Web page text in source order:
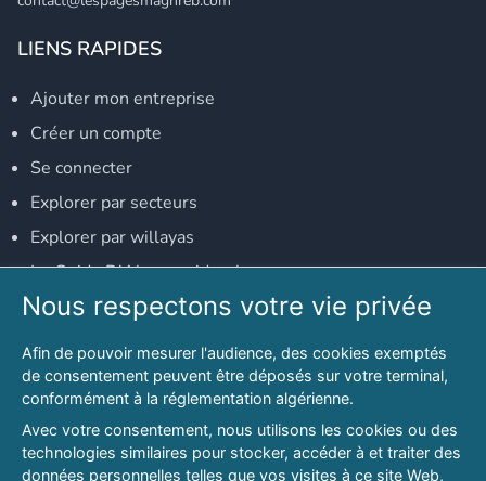
LIENS RAPIDES
Ajouter mon entreprise
Créer un compte
Se connecter
Explorer par secteurs
Explorer par willayas
Le Guide D'Alger, guide-alger.com
NOS RÉSEAUX SOCIAUX
Notre page Facebook
Notre page LinkedIn
Notre page Instagram
Nous respectons votre vie privée
Afin de pouvoir mesurer l'audience, des cookies exemptés
de consentement peuvent être déposés sur votre terminal,
conformément à la réglementation algérienne.
Avec votre consentement, nous utilisons les cookies ou des
technologies similaires pour stocker, accéder à et traiter des
données personnelles telles que vos visites à ce site Web,